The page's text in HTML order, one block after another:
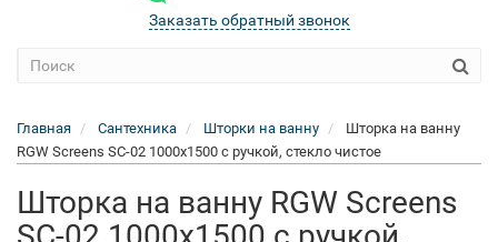
Заказать обратный звонок
Главная Сантехника Шторки на ванну
Шторка на ванну
RGW Screens SC-02 1000x1500 с ручкой, стекло чистое
Шторка на ванну RGW Screens